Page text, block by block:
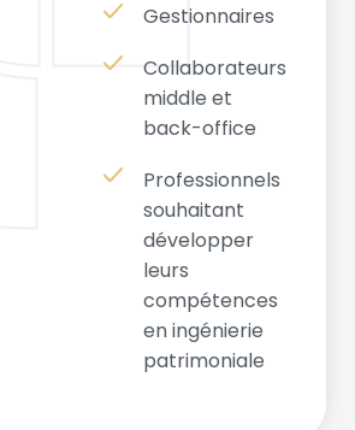
Gestionnaires
Collaborateurs
middle et
back-office
Professionnels
souhaitant
développer
leurs
compétences
en ingénierie
patrimoniale